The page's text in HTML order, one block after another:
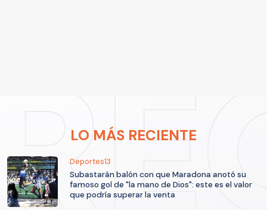
LO MÁS RECIENTE
Deportes13
Subastarán balón con que Maradona anotó su
famoso gol de "la mano de Dios": este es el valor
que podría superar la venta